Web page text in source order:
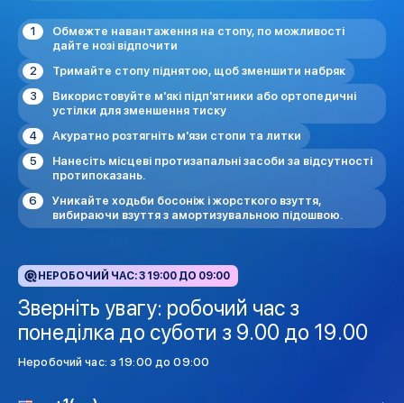
Обмежте навантаження на стопу, по можливості
дайте нозі відпочити
Тримайте стопу піднятою, щоб зменшити набряк
Використовуйте м'які підп'ятники або ортопедичні
устілки для зменшення тиску
Акуратно розтягніть м'язи стопи та литки
Нанесіть місцеві протизапальні засоби за відсутності
протипоказань.
Уникайте ходьби босоніж і жорсткого взуття,
вибираючи взуття з амортизувальною підошвою.
НЕРОБОЧИЙ ЧАС: З 19:00 ДО 09:00
Зверніть увагу: робочий час з
понеділка до суботи з 9.00 до 19.00
Неробочий час: з 19:00 до 09:00